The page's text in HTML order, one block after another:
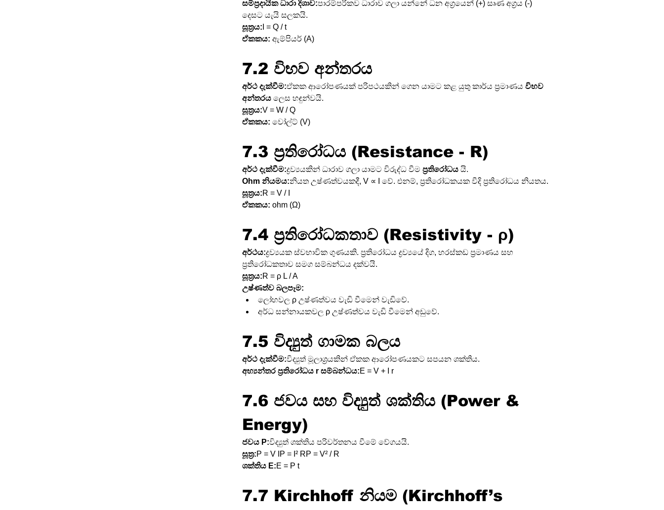
සම්ප්‍රදායික ධාරා දිශාව:පාරම්පරිකව ධාරාව ගලා යන්නේ ධන අග්‍රයෙන් (+) සෘණ අග්‍රය (-)
දෙසට යැයි සලකයි.
සූත්‍රය: I = Q / t
ඒකකය: ඇම්පියර් (A)
7.2 විභව අන්තරය
අර්ථ දැක්වීම:ඒකක ආරෝපණයක් පරිපථයකින් ගෙන යාමට කළ යුතු කාර්ය ප්‍රමාණය විභව
අන්තරය ලෙස හඳුන්වයි.
සූත්‍රය:V = W / Q
ඒකකය: වෝල්ට් (V)
7.3 ප්‍රතිරෝධය (Resistance - R)
අර්ථ දැක්වීම:ද්‍රව්‍යයකින් ධාරාව ගලා යාමට විරුද්ධ වීම ප්‍රතිරෝධය යි.
Ohm නියමය:නියත උෂ්ණත්වයකදී, V ∝ I වේ. එනම්, ප්‍රතිරෝධකයක වීදි ප්‍රතිරෝධය නියතය.
සූත්‍රය:R = V / I
ඒකකය: ohm (Ω)
7.4 ප්‍රතිරෝධකතාව (Resistivity - ρ)
අර්ථය:ද්‍රව්‍යයක ස්වභාවික ගුණයකි. ප්‍රතිරෝධය ද්‍රව්‍යයේ දිග, හරස්කඩ ප්‍රමාණය සහ
ප්‍රතිරෝධකතාව සමග සම්බන්ධය දක්වයි.
සූත්‍රය:R = ρ L / A
උෂ්ණත්ව බලපෑම:
ලෝහවල ρ උෂ්ණත්වය වැඩි වීමෙන් වැඩිවේ.
අර්ධ සන්නායකවල ρ උෂ්ණත්වය වැඩි වීමෙන් අඩුවේ.
7.5 විද්‍යුත් ගාමක බලය
අර්ථ දැක්වීම:විද්‍යුත් මූලාශ්‍රයකින් ඒකක ආරෝපණයකට සපයන ශක්තිය.
අභ්‍යන්තර ප්‍රතිරෝධය r සම්බන්ධය:E = V + I r
7.6 ජවය සහ විද්‍යුත් ශක්තිය (Power &
Energy)
ජවය P:විද්‍යුත් ශක්තිය පරිවර්තනය වීමේ වේගයයි.
සූත්‍ර:P = V IP = I² RP = V² / R
ශක්තිය E:E = P t
7.7 Kirchhoff නියම (Kirchhoff’s